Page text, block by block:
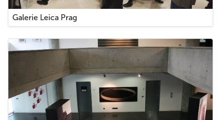
Galerie Leica Prag